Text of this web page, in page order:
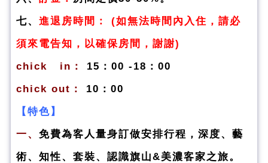
七、 進退房時間：
(如無法時間內入住，請必
須來電告知，以確保房間，謝謝)
chick in：
15：00 -18：00
chick out：
10：00
【特色】
一、 免費為客人量身訂做安排行程，深度、藝
術、知性、套裝、認識旗山&美濃客家之旅。